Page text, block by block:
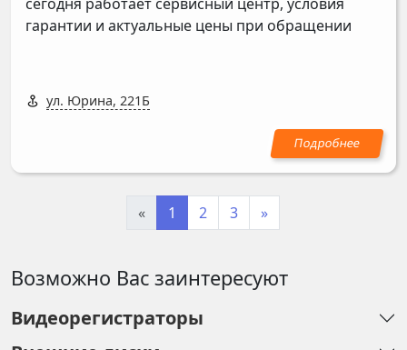
сегодня работает сервисный центр, условия
гарантии и актуальные цены при обращении
ул. Юрина, 221Б
« 1 2 3 »
Возможно Вас заинтересуют
Видеорегистраторы